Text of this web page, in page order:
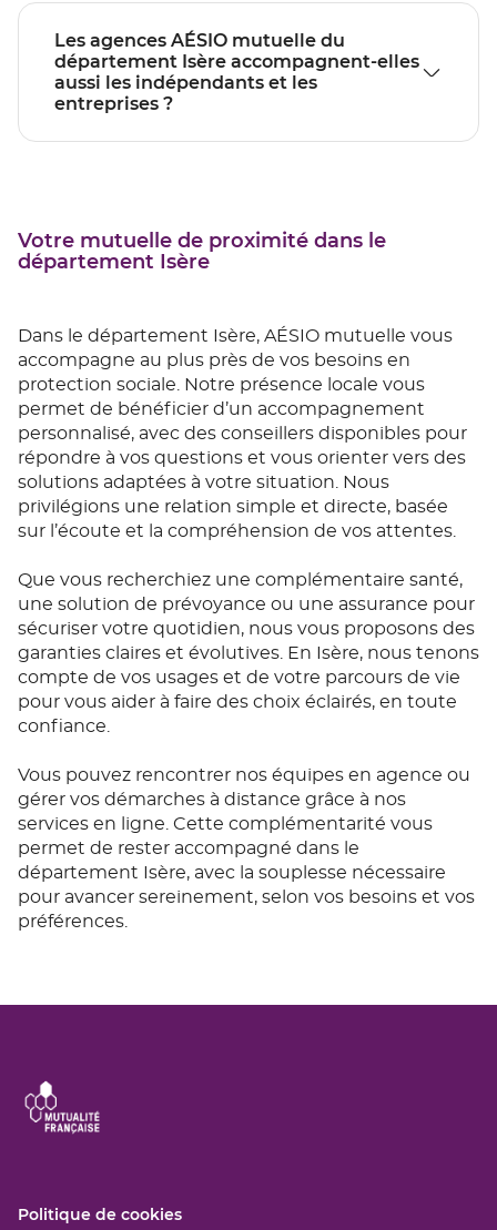
Les agences AÉSIO mutuelle du
département Isère accompagnent-elles
aussi les indépendants et les
entreprises ?
Votre mutuelle de proximité dans le
département Isère
Dans le département Isère, AÉSIO mutuelle vous
accompagne au plus près de vos besoins en
protection sociale. Notre présence locale vous
permet de bénéficier d’un accompagnement
personnalisé, avec des conseillers disponibles pour
répondre à vos questions et vous orienter vers des
solutions adaptées à votre situation. Nous
privilégions une relation simple et directe, basée
sur l’écoute et la compréhension de vos attentes.
Que vous recherchiez une complémentaire santé,
une solution de prévoyance ou une assurance pour
sécuriser votre quotidien, nous vous proposons des
garanties claires et évolutives. En Isère, nous tenons
compte de vos usages et de votre parcours de vie
pour vous aider à faire des choix éclairés, en toute
confiance.
Vous pouvez rencontrer nos équipes en agence ou
gérer vos démarches à distance grâce à nos
services en ligne. Cette complémentarité vous
permet de rester accompagné dans le
département Isère, avec la souplesse nécessaire
pour avancer sereinement, selon vos besoins et vos
préférences.
Politique de cookies(ouvre